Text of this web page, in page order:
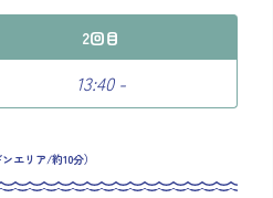
2回目
13:40 -
エリア/約10分）